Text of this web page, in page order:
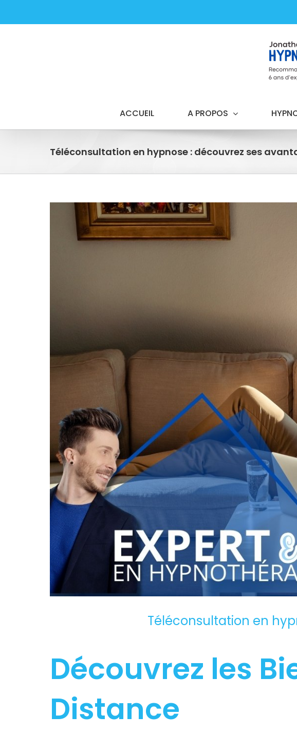
ACCUEIL A PROPOS
Téléconsultation en hypnose : découvrez ses
l'image
agrandie
Téléconsultation en
Découvrez les
Distance